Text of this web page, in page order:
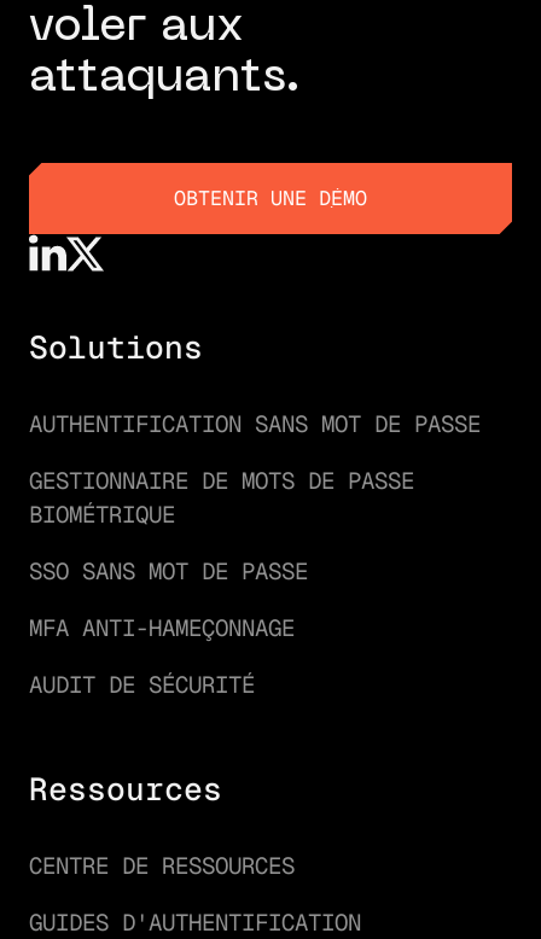
voler aux
attaquants.
OBTENIR UNE DÉMO
Solutions
AUTHENTIFICATION SANS MOT DE PASSE
GESTIONNAIRE DE MOTS DE PASSE
BIOMÉTRIQUE
SSO SANS MOT DE PASSE
MFA ANTI-HAMEÇONNAGE
AUDIT DE SÉCURITÉ
Ressources
CENTRE DE RESSOURCES
GUIDES D'AUTHENTIFICATION